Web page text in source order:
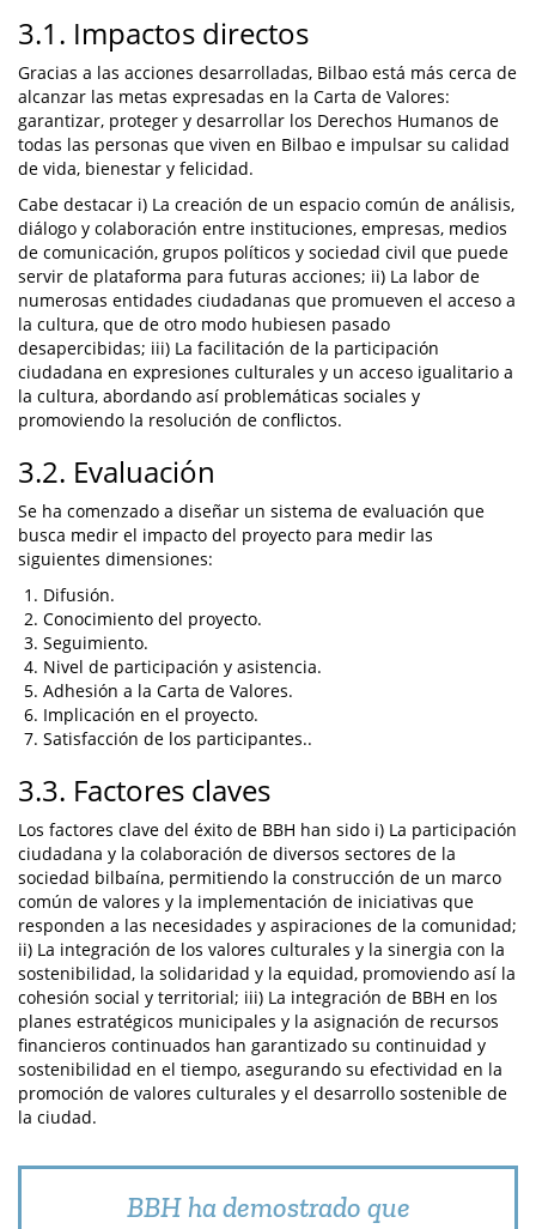
3.1. Impactos directos
Gracias a las acciones desarrolladas, Bilbao está más cerca de
alcanzar las metas expresadas en la Carta de Valores:
garantizar, proteger y desarrollar los Derechos Humanos de
todas las personas que viven en Bilbao e impulsar su calidad
de vida, bienestar y felicidad.
Cabe destacar i) La creación de un espacio común de análisis,
diálogo y colaboración entre instituciones, empresas, medios
de comunicación, grupos políticos y sociedad civil que puede
servir de plataforma para futuras acciones; ii) La labor de
numerosas entidades ciudadanas que promueven el acceso a
la cultura, que de otro modo hubiesen pasado
desapercibidas; iii) La facilitación de la participación
ciudadana en expresiones culturales y un acceso igualitario a
la cultura, abordando así problemáticas sociales y
promoviendo la resolución de conflictos.
3.2. Evaluación
Se ha comenzado a diseñar un sistema de evaluación que
busca medir el impacto del proyecto para medir las
siguientes dimensiones:
Difusión.
Conocimiento del proyecto.
Seguimiento.
Nivel de participación y asistencia.
Adhesión a la Carta de Valores.
Implicación en el proyecto.
Satisfacción de los participantes..
3.3. Factores claves
Los factores clave del éxito de BBH han sido i) La participación
ciudadana y la colaboración de diversos sectores de la
sociedad bilbaína, permitiendo la construcción de un marco
común de valores y la implementación de iniciativas que
responden a las necesidades y aspiraciones de la comunidad;
ii) La integración de los valores culturales y la sinergia con la
sostenibilidad, la solidaridad y la equidad, promoviendo así la
cohesión social y territorial; iii) La integración de BBH en los
planes estratégicos municipales y la asignación de recursos
financieros continuados han garantizado su continuidad y
sostenibilidad en el tiempo, asegurando su efectividad en la
promoción de valores culturales y el desarrollo sostenible de
la ciudad.
BBH ha demostrado que